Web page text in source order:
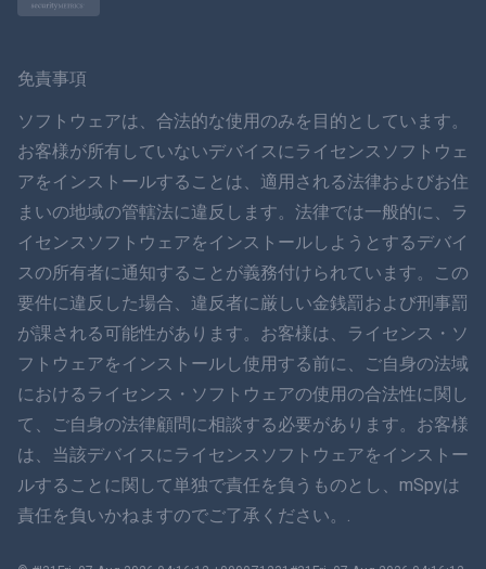
ภาษาไทย
简体中文
ダンスク
हिंदी
עברית
ロマン
Ελληνικά
ベトナム語
免責事項
ソフトウェアは、合法的な使用のみを目的としています。
お客様が所有していないデバイスにライセンスソフトウェ
アをインストールすることは、適用される法律およびお住
まいの地域の管轄法に違反します。法律では一般的に、ラ
イセンスソフトウェアをインストールしようとするデバイ
スの所有者に通知することが義務付けられています。この
要件に違反した場合、違反者に厳しい金銭罰および刑事罰
が課される可能性があります。お客様は、ライセンス・ソ
フトウェアをインストールし使用する前に、ご自身の法域
におけるライセンス・ソフトウェアの使用の合法性に関し
て、ご自身の法律顧問に相談する必要があります。お客様
は、当該デバイスにライセンスソフトウェアをインストー
ルすることに関して単独で責任を負うものとし、mSpyは
責任を負いかねますのでご了承ください。.